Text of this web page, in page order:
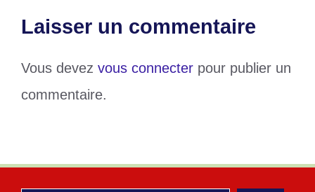
Laisser un commentaire
Vous devez vous connecter pour publier un
commentaire.